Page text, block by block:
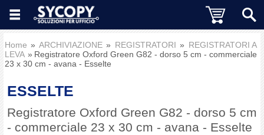
Home ARCHIVIAZIONE REGISTRATORI
REGISTRATORI A
LEVA
Registratore Oxford Green G82 - dorso 5 cm - commerciale
23 x 30 cm - avana - Esselte
ESSELTE
Registratore Oxford Green G82 - dorso 5 cm
- commerciale 23 x 30 cm - avana - Esselte